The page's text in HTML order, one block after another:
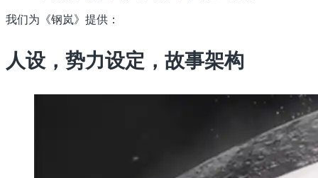
我们为《钢岚》提供：
人设，势力设定，故事架构